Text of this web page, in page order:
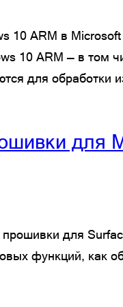
10 ARM в
10 ARM — в том
для
для
для
функций, как